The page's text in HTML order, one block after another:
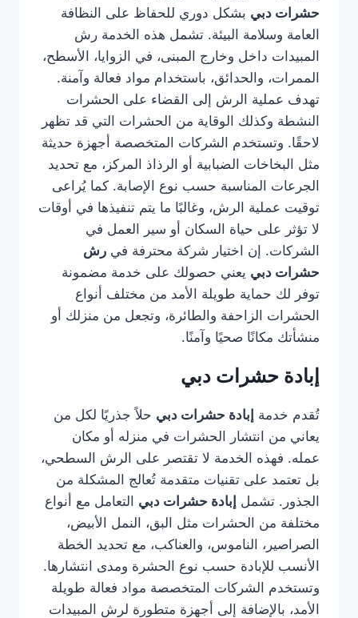
حشرات دبي بشكل دوري للحفاظ على النظافة
العامة وسلامة البيئة. تشمل هذه الخدمة رش
المبيدات داخل وخارج المبنى، في الزوايا، الأسطح،
الممرات، والحدائق، باستخدام مواد فعالة وآمنة.
تهدف عملية الرش إلى القضاء على الحشرات
النشطة وكذلك الوقاية من الحشرات التي قد تظهر
لاحقًا. وتستخدم الشركات المتخصصة أجهزة حديثة
مثل البخاخات الضبابية أو الرذاذ المركز، مع تحديد
الجرعات المناسبة حسب نوع الإصابة. كما يُراعى
توقيت عملية الرش، وغالبًا ما يتم تنفيذها في أوقات
لا تؤثر على حياة السكان أو سير العمل في
الشركات. إن اختيار شركة محترفة في رش
حشرات دبي يعني حصولك على خدمة مضمونة
توفر لك حماية طويلة الأمد من مختلف أنواع
الحشرات الزاحفة والطائرة، وتجعل من منزلك أو
منشأتك مكانًا صحيًا وآمنًا.
إبادة حشرات دبي
تُقدم خدمة إبادة حشرات دبي حلاً جذريًا لكل من
يعاني من انتشار الحشرات في منزله أو مكان
عمله. فهذه الخدمة لا تقتصر على الرش السطحي،
بل تعتمد على تقنيات متقدمة تُعالج المشكلة من
الجذور. تشمل إبادة حشرات دبي التعامل مع أنواع
مختلفة من الحشرات مثل البق، النمل الأبيض،
الصراصير، الناموس، والعناكب، مع تحديد الخطة
الأنسب للإبادة حسب نوع الحشرة ومدى انتشارها.
وتستخدم الشركات المتخصصة مواد فعالة طويلة
الأمد، بالإضافة إلى أجهزة متطورة لرش المبيدات